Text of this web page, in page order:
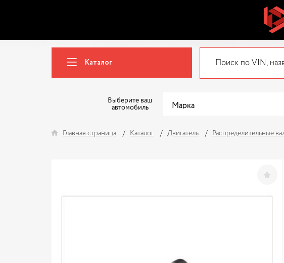
Каталог
Выберите ваш
автомобиль
Главная страница Каталог Двигатель Распределительные